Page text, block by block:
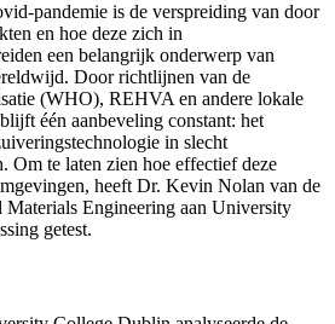
pandemie is de verspreiding van door
en hoe deze zich in
een belangrijk onderwerp van
Door richtlijnen van de
(WHO), REHVA en andere lokale
één aanbeveling constant: het
in slecht
Om te laten zien hoe effectief deze
heeft Dr. Kevin Nolan van de
Materials Engineering aan University
getest.